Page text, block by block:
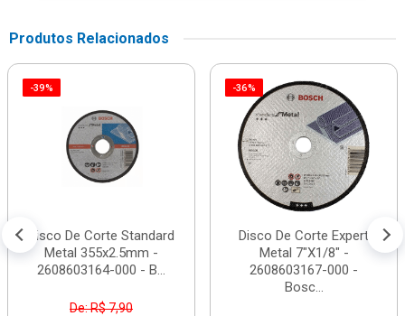
Produtos Relacionados
-39%
Disco De Corte Standard
Metal 355x2.5mm -
2608603164-000 - B...
De: R$ 7,90
-36%
Disco De Corte Expert
Metal 7"X1/8" -
2608603167-000 -
Bosc...